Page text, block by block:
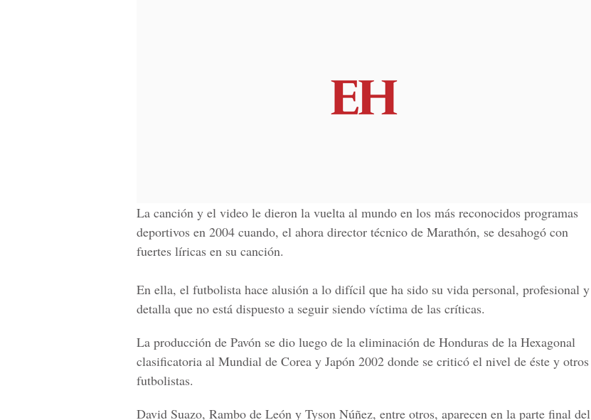
La canción y el video le dieron la vuelta al mundo en los más reconocidos programas
deportivos en 2004 cuando, el ahora director técnico de Marathón, se desahogó con
fuertes líricas en su canción.
En ella, el futbolista hace alusión a lo difícil que ha sido su vida personal, profesional y
detalla que no está dispuesto a seguir siendo víctima de las críticas.
La producción de Pavón se dio luego de la eliminación de Honduras de la Hexagonal
clasificatoria al Mundial de Corea y Japón 2002 donde se criticó el nivel de éste y otros
futbolistas.
David Suazo, Rambo de León y Tyson Núñez, entre otros, aparecen en la parte final del